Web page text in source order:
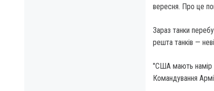
вересня. Про це
Зараз танки
решта танків —
"США мають намір
Командування